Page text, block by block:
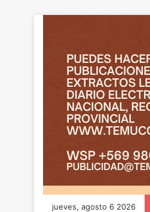
jueves, agosto 6 2026